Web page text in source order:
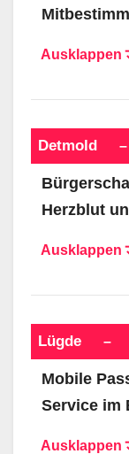
Detmold –
Herzblut
Lügde –
Mobile
Service im